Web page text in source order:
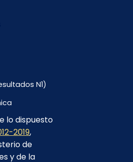
N1)
Chachimbiro
lo dispuesto
2019,
de
y de la